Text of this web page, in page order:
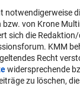
notwendigerweise
von Krone
sich die
KMM
Recht
widersprechende
zu löschen,